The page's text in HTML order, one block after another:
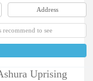
Address
recommend to see
Uprising